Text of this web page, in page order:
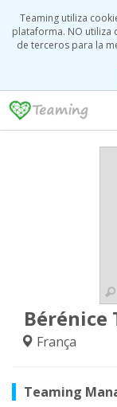
Teaming utiliza
plataforma. NO utiliza
de terceros para la
Bérénice
França
Teaming